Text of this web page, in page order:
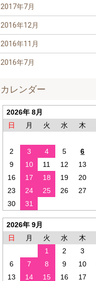
2017年7月
2016年12月
2016年11月
2016年7月
カレンダー
2026年 8月
日
月 火 水 木
2
3 4 5 6
9
10 11 12 13
16
17 18 19 20
23
24 25 26 27
30
31
2026年 9月
日
月 火 水 木
1
2 3
6
7 8 9 10
13
14 15 16 17